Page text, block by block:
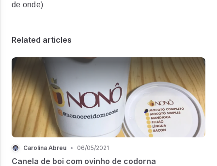
de onde)
Related articles
Carolina Abreu • 06/05/2021
Canela de boi com ovinho de codorna